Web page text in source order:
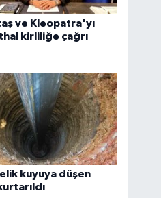
ve Kleopatra'yı
kirliliğe çağrı
kuyuya düşen